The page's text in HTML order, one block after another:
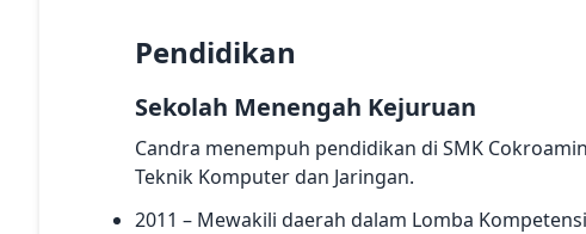
Pendidikan
Sekolah Menengah Kejuruan
Candra menempuh pendidikan di SMK
Teknik Komputer dan Jaringan.
2011 – Mewakili daerah dalam Lomba